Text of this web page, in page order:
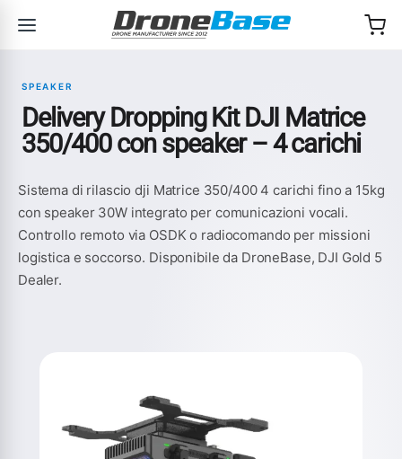
SPEAKER
Delivery Dropping Kit DJI Matrice
350/400 con speaker – 4 carichi
Sistema di rilascio dji Matrice 350/400 4 carichi fino a 15kg
con speaker 30W integrato per comunicazioni vocali.
Controllo remoto via OSDK o radiocomando per missioni
logistica e soccorso. Disponibile da DroneBase, DJI Gold 5
Dealer.